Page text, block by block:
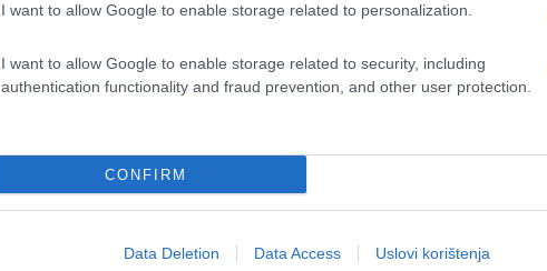
I want to allow Google to enable storage related to personalization.
I want to allow Google to enable storage related to security, including
authentication functionality and fraud prevention, and other user protection.
CONFIRM
Data Deletion Data Access Uslovi korištenja